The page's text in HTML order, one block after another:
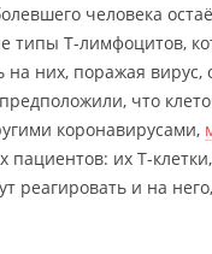
человека
типы T-лимфоцитов,
на них, поражая вирус,
что
коронавирусами,
пациентов: их T-
реагировать и на